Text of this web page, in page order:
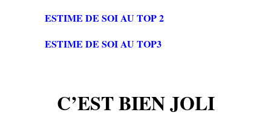
ESTIME DE SOI AU TOP 2
ESTIME DE SOI AU TOP3
C’EST BIEN JOLI